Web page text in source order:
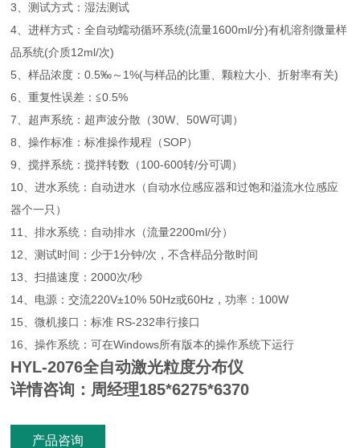
3、测试方式：湿法测试
4、进样方式：全自动蠕动循环系统(流量1600ml/分)有机溶剂微量样
品系统(介质12ml/次)
5、样品浓度：0.5‰～1%(与样品的比重、颗粒大小、折射率有关)
6、重复性误差：≦0.5%
7、超声系统：超声波分散（30W、50W可调）
8、操作标准：标准操作规程（SOP）
9、搅拌系统：搅拌转数（100-600转/分可调）
10、进水系统：自动进水（自动水位感应器和过饱和溢流水位感应
器个一只）
11、排水系统：自动排水（流量2200ml/分）
12、测试时间：少于1分钟/次，不含样品分散时间
13、扫描速度：2000次/秒
14、电源：交流220V±10% 50Hz或60Hz，功率：100W
15、微机接口：标准 RS-232串行接口
16、操作系统：可在Windows所有版本的操作系统下运行
HYL-2076全自动激光粒度分布仪
详情咨询：周经理185*6275*6370
产品咨询